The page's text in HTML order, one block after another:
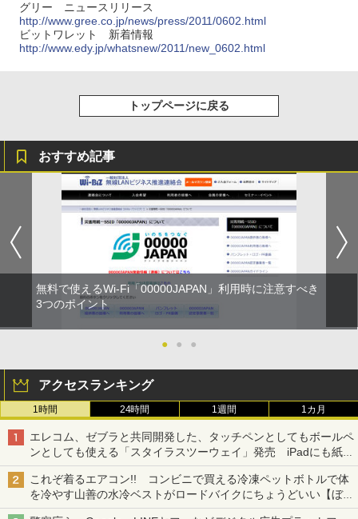
グリー ニュースリリース
http://www.gree.co.jp/news/press/2011/0602.html
ビットワレット 新着情報
http://www.edy.jp/whatsnew/2011/new_0602.html
トップページに戻る
おすすめ記事
無料で使えるWi-Fi「00000JAPAN」利用時に注意すべき
3つのポイント
● ● ●
アクセスランキング
1時間 24時間 1週間 1カ月
エレコム、ゼブラと共同開発した、タッチペンとしてもボールペ
ンとしても使える「スタイラスツーウェイ」発売 iPadにも紙に
も、持ち替えずに書き込める
これぞ着るエアコン!! コンビニで買える冷凍ペットボトルで体
を冷やす山善の水冷ベストがロードバイクにちょうどいい【ぼっ
ち・ざ・ろーど！その14】【空いた時間でなにしてる？】